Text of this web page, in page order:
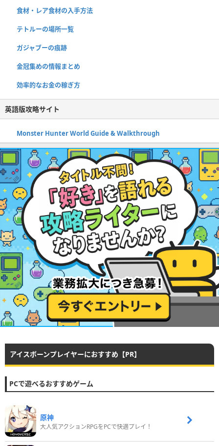
食材・レア食材の入手方法
テトルーの場所一覧
ガジャブーの痕跡
金冠集めの情報まとめ
効率的なお金の稼ぎ方
英語版攻略サイト
Monster Hunter World Guide & Walkthrough
アイスボーンプレイヤーにおすすめ【PR】
PCで遊べるおすすめゲーム
原神
大人気アクションRPGをPCで快適プレイ！